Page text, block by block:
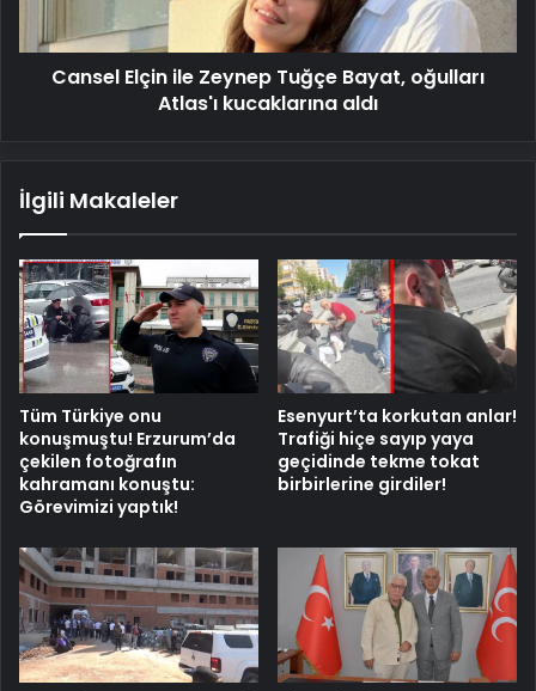
kucaklarına
Cansel Elçin ile Zeynep Tuğçe Bayat, oğulları
Atlas'ı kucaklarına aldı
İlgili Makaleler
Tüm Türkiye onu
konuşmuştu! Erzurum’da
çekilen fotoğrafın
kahramanı konuştu:
Görevimizi yaptık!
Esenyurt’ta korkutan anlar!
Trafiği hiçe sayıp yaya
geçidinde tekme tokat
birbirlerine girdiler!